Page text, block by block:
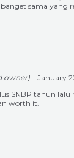
sama yang
owner)– January
SNBP tahun lalu
worth it.